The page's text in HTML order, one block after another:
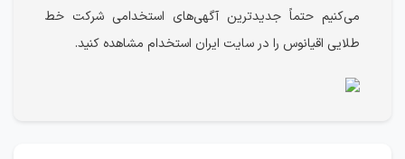
می‌کنیم حتماً جدیدترین آگهی‌های استخدامی شرکت خط
طلایی اقیانوس را در سایت ایران استخدام مشاهده کنید.